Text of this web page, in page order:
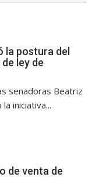
la postura del
ley de
senadoras Beatriz
iniciativa...
de venta de